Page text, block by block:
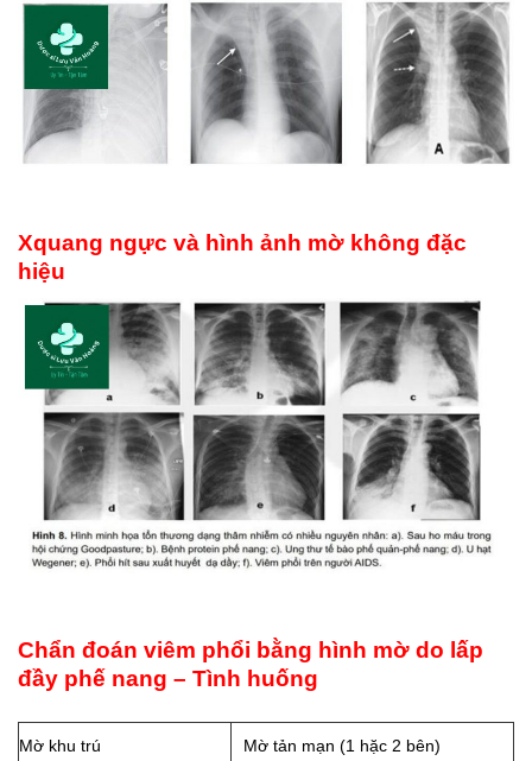
Xquang ngực và hình ảnh mờ không đặc
hiệu
Chẩn đoán viêm phổi bằng hình mờ do lấp
đầy phế nang – Tình huống
Mờ khu trú Mờ tản mạn (1 hặc 2 bên)